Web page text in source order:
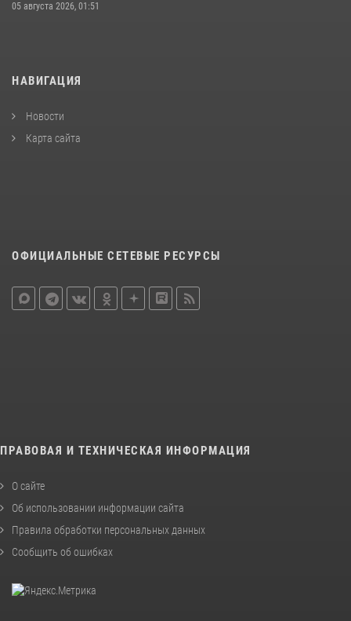
05 августа 2026, 01:51
НАВИГАЦИЯ
Новости
Карта сайта
ОФИЦИАЛЬНЫЕ СЕТЕВЫЕ РЕСУРСЫ
ПРАВОВАЯ И ТЕХНИЧЕСКАЯ ИНФОРМАЦИЯ
О сайте
Об использовании информации сайта
Правила обработки персональных данных
Сообщить об ошибках